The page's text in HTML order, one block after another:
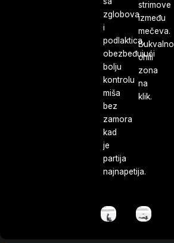
zglobova
i
podlaktica,
obezbeđujući
bolju
kontrolu
miša
bez
zamora
kad
je
partija
najnapetija.
strimove
između
mečeva.
Bukvalno
chill
zona
na
klik.